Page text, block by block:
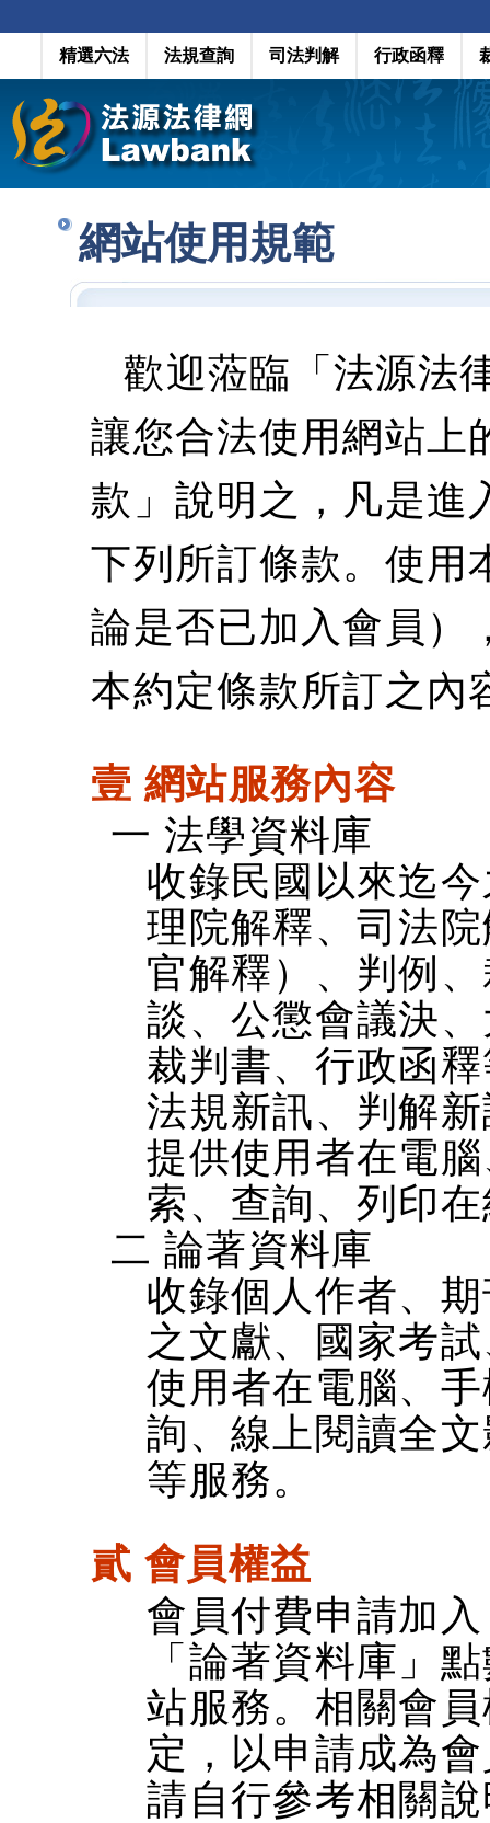
精選六法 法規查詢 司法判解 行政函釋
網站使用規範
歡迎蒞臨「法源法
讓您合法使用網站上
款」說明之，凡是進
下列所訂條款。使用
論是否已加入會員）
本約定條款所訂之內
壹 網站服務內容
一 法學資料庫
收錄民國以來迄
理院解釋、司法
官解釋）、判例
談、公懲會議決
裁判書、行政函
法規新訊、判解
提供使用者在電
索、查詢、列印
二 論著資料庫
收錄個人作者、
之文獻、國家考
使用者在電腦、
詢、線上閱讀全
等服務。
貳 會員權益
會員付費申請加
「論著資料庫」
站服務。相關會
定，以申請成為
請自行參考相關